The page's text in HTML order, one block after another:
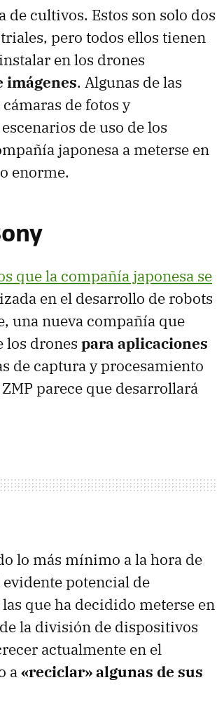
cultivos. Estos son solo dos
pero todos ellos tienen
en los drones
imágenes. Algunas de las
de fotos y
de uso de los
japonesa a meterse en
enorme.
que la compañía japonesa se
en el desarrollo de robots
una nueva compañía que
los drones para aplicaciones
de captura y procesamiento
parece que desarrollará
lo más mínimo a la hora de
potencial de
que ha decidido meterse en
la división de dispositivos
actualmente en el
a«reciclar» algunas de sus